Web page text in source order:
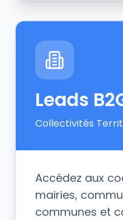
Leads
Collectivités
Accédez aux
mairies,
communes et